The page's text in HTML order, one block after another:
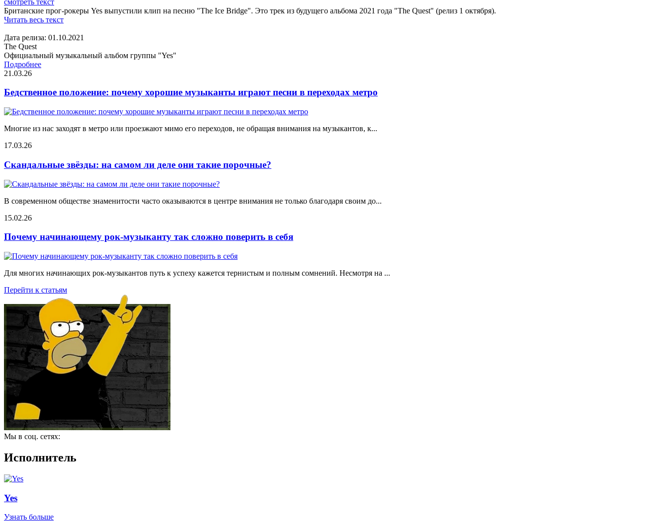
Британские прог-рокеры Yes выпустили клип на песню "The Ice Bridge". Это трек из будущего альбома 2021 года "The Quest" (релиз 1 октября).
Читать весь текст
Дата релиза: 01.10.2021
The Quest
Официальный музыкальный альбом группы "Yes"
Подробнее
21.03.26
Бедственное положение: почему хорошие музыканты играют песни в переходах метро
Многие из нас заходят в метро или проезжают мимо его переходов, не обращая внимания на музыкантов, к...
17.03.26
Скандальные звёзды: на самом ли деле они такие порочные?
В современном обществе знаменитости часто оказываются в центре внимания не только благодаря своим до...
15.02.26
Почему начинающему рок-музыканту так сложно поверить в себя
Для многих начинающих рок-музыкантов путь к успеху кажется тернистым и полным сомнений. Несмотря на ...
Перейти к статьям
Мы в соц. сетях:
Исполнитель
Yes
Узнать больше